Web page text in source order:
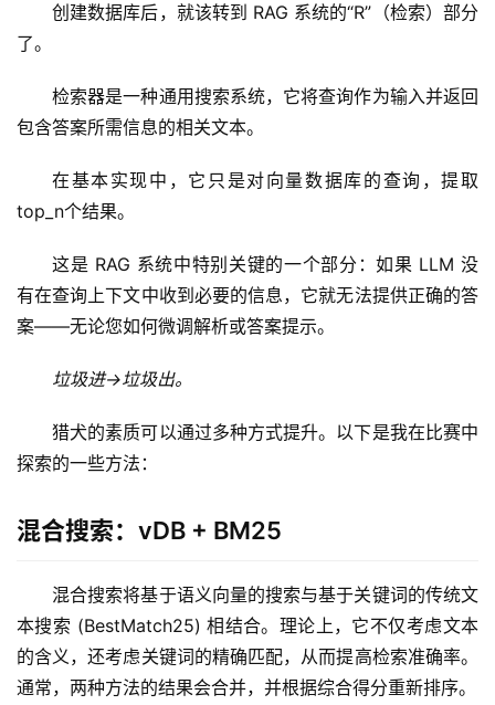
创建数据库后，就该转到 RAG 系统的“R”（检索）部分
了。
检索器是一种通用搜索系统，它将查询作为输入并返回
包含答案所需信息的相关文本。
在基本实现中，它只是对向量数据库的查询，提取
top_n个结果。
这是 RAG 系统中特别关键的一个部分：如果 LLM 没
有在查询上下文中收到必要的信息，它就无法提供正确的答
案——无论您如何微调解析或答案提示。
垃圾进→垃圾出。
猎犬的素质可以通过多种方式提升。以下是我在比赛中
探索的一些方法：
混合搜索：vDB + BM25
混合搜索将基于语义向量的搜索与基于关键词的传统文
本搜索 (BestMatch25) 相结合。理论上，它不仅考虑文本
的含义，还考虑关键词的精确匹配，从而提高检索准确率。
通常，两种方法的结果会合并，并根据综合得分重新排序。